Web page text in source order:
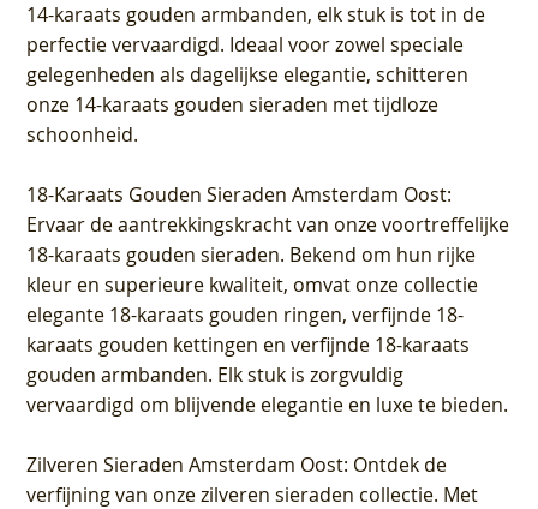
14-karaats gouden armbanden, elk stuk is tot in de
perfectie vervaardigd. Ideaal voor zowel speciale
gelegenheden als dagelijkse elegantie, schitteren
onze 14-karaats gouden sieraden met tijdloze
schoonheid.
18-Karaats Gouden Sieraden Amsterdam Oost:
Ervaar de aantrekkingskracht van onze voortreffelijke
18-karaats gouden sieraden. Bekend om hun rijke
kleur en superieure kwaliteit, omvat onze collectie
elegante 18-karaats gouden ringen, verfijnde 18-
karaats gouden kettingen en verfijnde 18-karaats
gouden armbanden. Elk stuk is zorgvuldig
vervaardigd om blijvende elegantie en luxe te bieden.
Zilveren Sieraden Amsterdam Oost: Ontdek de
verfijning van onze zilveren sieraden collectie. Met